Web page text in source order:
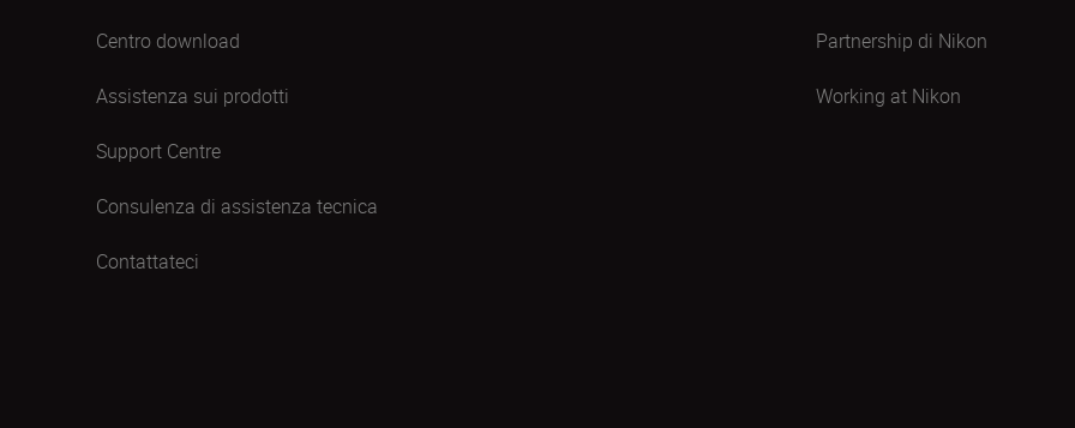
Centro download
Assistenza sui prodotti
Support Centre
Consulenza di assistenza tecnica
Contattateci
Partnership di Nikon
Working at Nikon